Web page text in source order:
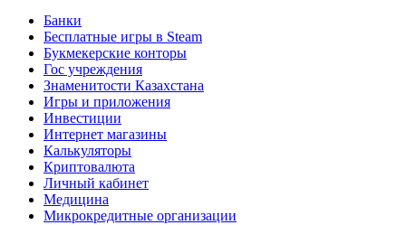
Банки
Бесплатные игры в Steam
Букмекерские конторы
Гос учреждения
Знаменитости Казахстана
Игры и приложения
Инвестиции
Интернет магазины
Калькуляторы
Криптовалюта
Личный кабинет
Медицина
Микрокредитные организации